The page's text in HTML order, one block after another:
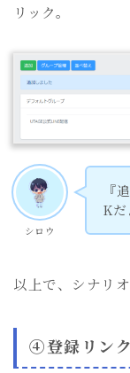
リック。
シロウ
『
Kだ
以上で、シナリ
④登録リン